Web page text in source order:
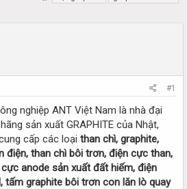
#1
nghiệp ANT Việt Nam là nhà đại
sản xuất GRAPHITE của Nhật,
cấp các loại than chì, graphite,
điện, than chì bôi trơn, điện cực than,
anode sản xuất đất hiếm, điện
tấm graphite bôi trơn con lăn lò quay